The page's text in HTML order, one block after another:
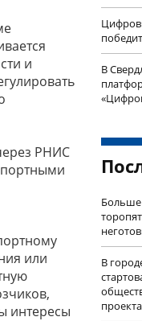
и
РНИС
или
интересы
В
В